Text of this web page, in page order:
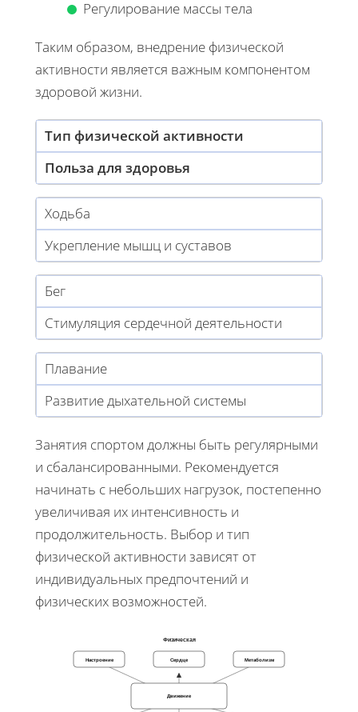
Регулирование массы тела
Таким образом, внедрение физической
активности является важным компонентом
здоровой жизни.
Тип физической активности
Польза для здоровья
Ходьба
Укрепление мышц и суставов
Бег
Стимуляция сердечной деятельности
Плавание
Развитие дыхательной системы
Занятия спортом должны быть регулярными
и сбалансированными. Рекомендуется
начинать с небольших нагрузок, постепенно
увеличивая их интенсивность и
продолжительность. Выбор и тип
физической активности зависят от
индивидуальных предпочтений и
физических возможностей.
Физическая
Движение
Сердце
Настроение Метаболизм